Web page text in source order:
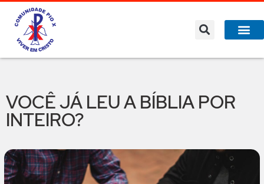
VOCÊ JÁ LEU A BÍBLIA POR
INTEIRO?